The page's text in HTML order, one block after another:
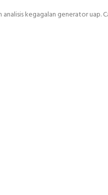
kegagalan generator uap.